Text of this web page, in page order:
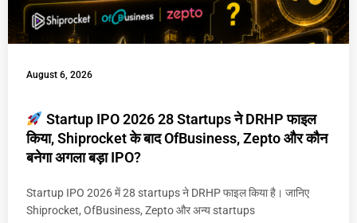
August 6, 2026
Startup IPO 2026 28 Startups ने DRHP फाइल
किया, Shiprocket के बाद OfBusiness, Zepto और कौन
बनेगा अगला बड़ा IPO?
Startup IPO 2026 में 28 startups ने DRHP फाइल किया है। जानिए
Shiprocket, OfBusiness, Zepto और अन्य startups